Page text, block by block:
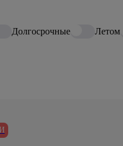
Долгосрочные Летом